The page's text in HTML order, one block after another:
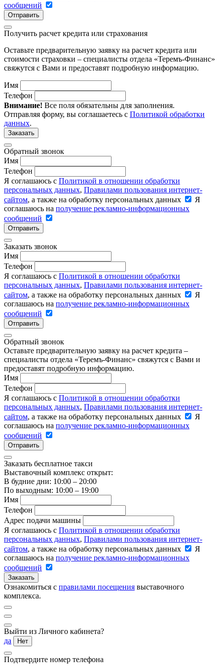
сообщений
Отправить
Получить расчет кредита или страхования
Оставьте предварительную заявку на расчет кредита или
стоимости страховки – специалисты отдела «Теремъ-Финанс»
свяжутся с Вами и предоставят подробную информацию.
Имя
Телефон
Внимание! Все поля обязательны для заполнения.
Отправляя форму, вы соглашаетесь с Политикой обработки
данных.
Заказать
Обратный звонок
Имя
Телефон
Я соглашаюсь с Политикой в отношении обработки
персональных данных, Правилами пользования интернет-
сайтом, а также на обработку персональных данных
Я
соглашаюсь на получение рекламно-информационных
сообщений
Отправить
Заказать звонок
Имя
Телефон
Я соглашаюсь с Политикой в отношении обработки
персональных данных, Правилами пользования интернет-
сайтом, а также на обработку персональных данных
Я
соглашаюсь на получение рекламно-информационных
сообщений
Отправить
Обратный звонок
Оставьте предварительную заявку на расчет кредита –
специалисты отдела «Теремъ-Финанс» свяжутся с Вами и
предоставят подробную информацию.
Имя
Телефон
Я соглашаюсь с Политикой в отношении обработки
персональных данных, Правилами пользования интернет-
сайтом, а также на обработку персональных данных
Я
соглашаюсь на получение рекламно-информационных
сообщений
Отправить
Заказать бесплатное такси
Выставочный комплекс открыт:
В будние дни: 10:00 – 20:00
По выходным: 10:00 – 19:00
Имя
Телефон
Адрес подачи машины
Я соглашаюсь с Политикой в отношении обработки
персональных данных, Правилами пользования интернет-
сайтом, а также на обработку персональных данных
Я
соглашаюсь на получение рекламно-информационных
сообщений
Заказать
Ознакомиться с правилами посещения выставочного
комплекса.
Выйти из Личного кабинета?
да
Нет
Подтвердите номер телефона